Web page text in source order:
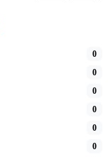
0
0
0
0
0
0